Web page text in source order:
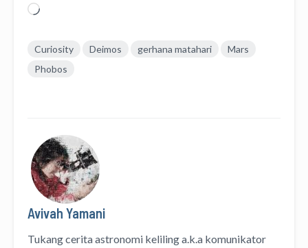
Memuat...
Curiosity Deimos gerhana matahari
Mars
Phobos
Avivah Yamani
Tukang cerita astronomi kelilinga.k.a komunikator